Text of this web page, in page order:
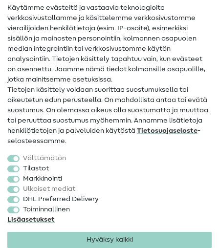
Ompelusanasto
Ompeluohjeet
Apua ja yhteystiedot
Yhteystiedot
Tietoa omistajanvaihdoksesta
Peruutusoikeus
Suosittu
Kankaat
Ompelutarvikkeet
Ale
Käytämme evästeitä ja vastaavia teknologioita
verkkosivustollamme ja käsittelemme verkkosivustomme
vierailijoiden henkilötietoja (esim. IP-osoite), esimerkiksi
sisällön ja mainosten personointiin, kolmannen osapuolen
median integrointiin tai verkkosivustomme käytön
analysointiin. Tietojen käsittely tapahtuu vain, kun evästeet
on asennettu. Jaamme nämä tiedot kolmansille osapuolille,
jotka mainitsemme asetuksissa.
Tietojen käsittely voidaan suorittaa suostumuksella tai
oikeutetun edun perusteella. On mahdollista antaa tai evätä
suostumus. On olemassa oikeus olla suostumatta ja muuttaa
tai peruuttaa suostumus myöhemmin. Annamme lisätietoja
henkilötietojen ja palveluiden käytöstä Tietosuojaseloste-
selosteessamme.
Välttämätön
Tilastot
Markkinointi
Ulkoiset mediat
DHL Preferred Delivery
Toiminnallinen
Lisäasetukset
Hyväksy kaikki